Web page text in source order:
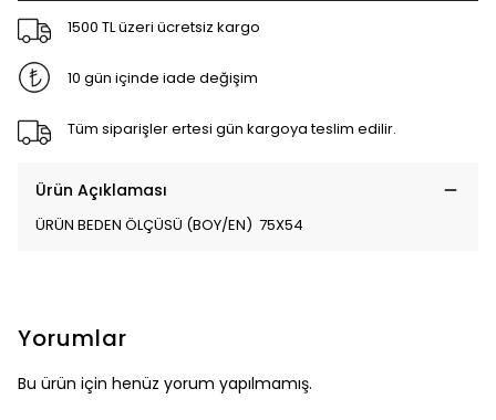
1500 TL üzeri ücretsiz kargo
10 gün içinde iade değişim
Tüm siparişler ertesi gün kargoya teslim edilir.
Ürün Açıklaması
ÜRÜN BEDEN ÖLÇÜSÜ (BOY/EN) 75X54
Yorumlar
Bu ürün için henüz yorum yapılmamış.